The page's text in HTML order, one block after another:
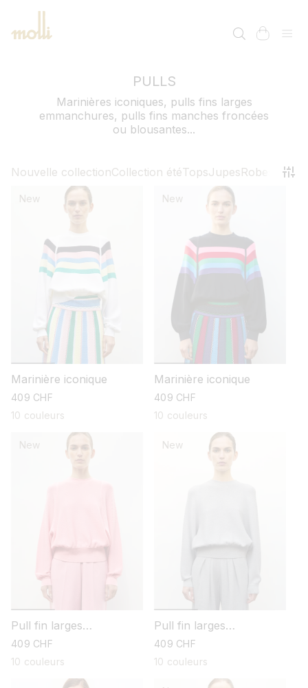
PASSER
CONTENU
panier
PULLS
Marinières iconiques, pulls fins larges
emmanchures, pulls fins manches froncées
ou blousantes...
Nouvelle collectionCollection étéTopsJupesRobes
New
Marinière iconique
prix
habituel
409 CHF
10 couleurs
New
Marinière iconique
prix
habituel
409 CHF
10 couleurs
New
Pull fin larges
emmanchures
prix
habituel
409 CHF
10 couleurs
New
Pull fin larges
emmanchures
prix
habituel
409 CHF
10 couleurs